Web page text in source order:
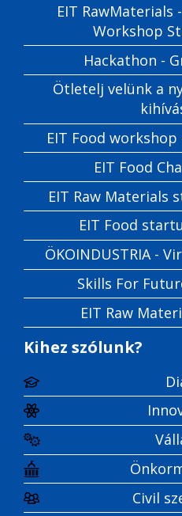
EIT RawMaterials
Workshop
Hackathon -
Ötletelj velünk a
EIT Food
EIT Food
EIT Raw Materials
EIT Food
ÖKOINDUSTRIA -
Skills For
EIT Raw
Kihez szólunk?
Civil